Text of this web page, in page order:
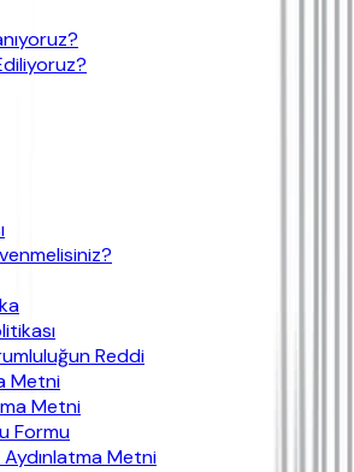
Reddi
Metni
Metni
Formu
Aydınlatma Metni